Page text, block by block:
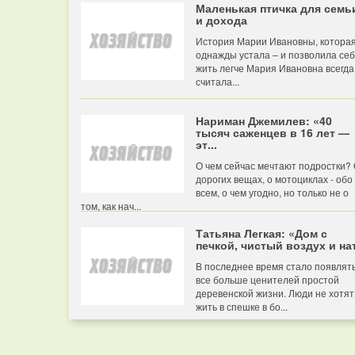
Маленькая птичка для
и дохода
История Марии Ивановны, которая
однажды устала – и позволила
жить легче Мария Ивановна всегда
считала...
Нариман Джемилев: «40
тысяч саженцев в 16 лет —
эт...
О чем сейчас мечтают подростки?
дорогих вещах, о мотоциклах - обо
всем, о чем угодно, но только не о
том, как нач...
Татьяна Легкая: «Дом с
печкой, чистый воздух и
В последнее время стало
все больше ценителей простой
деревенской жизни. Люди не хотят
жить в спешке в бо...